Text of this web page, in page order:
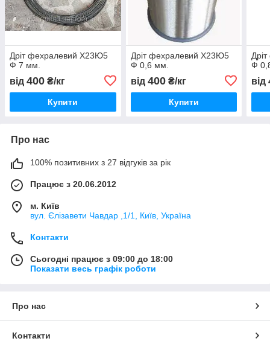
Дріт фехралевий Х23Ю5
Ф 7 мм.
від 400 ₴/кг
Купити
Дріт фехралевий Х23Ю5
Ф 0,6 мм.
від 400₴/кг
Купити
Ф
від
Про нас
100% позитивних з 27 відгуків за рік
Працює з 20.06.2012
м. Київ
вул. Єлізавети Чавдар ,1/1, Київ, Україна
Контакти
Сьогодні працює з 09:00 до 18:00
Показати весь графік роботи
Про нас
Контакти